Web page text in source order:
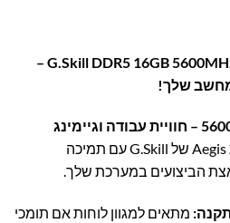
זיכרון G.Skill DDR5 16GB 5600MHz Aegis EXPO/XMP –
שלך!
נפח 16GB במהירות 5600MHz – חוויית עבודה וגיימינג
זיכרון איכותי מסדרת Aegis של G.Skill עם תמיכה
מתאים למגוון לוחות אם תומכי